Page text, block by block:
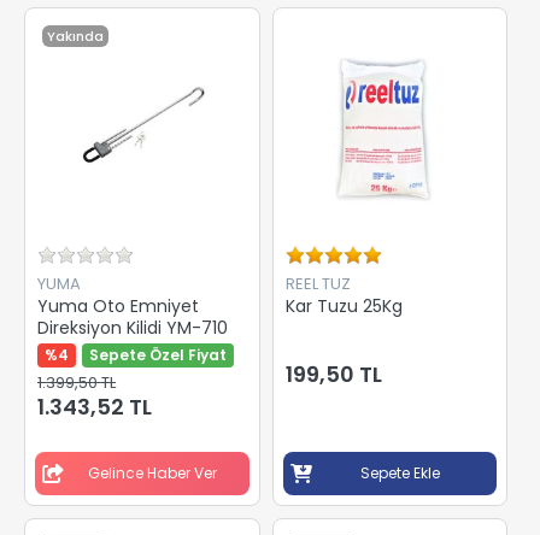
Yakında
YUMA
Yuma Oto Emniyet
Direksiyon Kilidi YM-710
%4 Sepete Özel Fiyat
1.399,50 TL
1.343,52 TL
Gelince Haber Ver
REEL TUZ
Kar Tuzu 25Kg
199,50 TL
Sepete Ekle